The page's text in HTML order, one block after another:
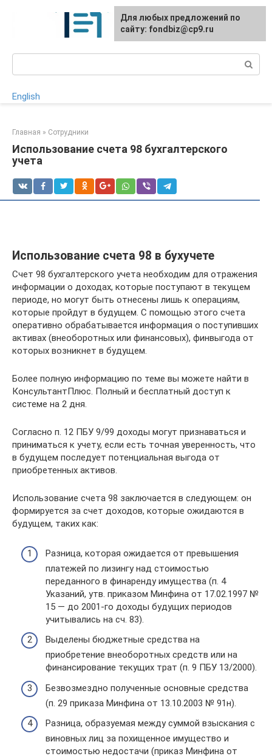
English
Главная » Сотрудники
Использование счета 98 бухгалтерского
учета
Использование счета 98 в бухучете
Счет 98 бухгалтерского учета необходим для отражения
информации о доходах, которые поступают в текущем
периоде, но могут быть отнесены лишь к операциям,
которые пройдут в будущем. С помощью этого счета
оперативно обрабатывается информация о поступивших
активах (внеоборотных или финансовых), финвыгода от
которых возникнет в будущем.
Более полную информацию по теме вы можете найти в
КонсультантПлюс. Полный и бесплатный доступ к
системе на 2 дня.
Согласно п. 12 ПБУ 9/99 доходы могут признаваться и
приниматься к учету, если есть точная уверенность, что
в будущем последует потенциальная выгода от
приобретенных активов.
Использование счета 98 заключается в следующем: он
формируется за счет доходов, которые ожидаются в
будущем, таких как:
Разница, которая ожидается от превышения
платежей по лизингу над стоимостью
переданного в финаренду имущества (п. 4
Указаний, утв. приказом Минфина от 17.02.1997 №
15 — до 2001-го доходы будущих периодов
учитывались на сч. 83).
Выделены бюджетные средства на
приобретение внеоборотных средств или на
финансирование текущих трат (п. 9 ПБУ 13/2000).
Безвозмездно полученные основные средства
(п. 29 приказа Минфина от 13.10.2003 № 91н).
Разница, образуемая между суммой взыскания с
виновных лиц за похищенное имущество и
стоимостью недостачи (приказ Минфина от
Для любых предложений по
сайту: fondbiz@cp9.ru